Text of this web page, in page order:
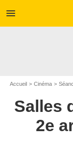
menu
Accueil Cinéma
Salles
2e